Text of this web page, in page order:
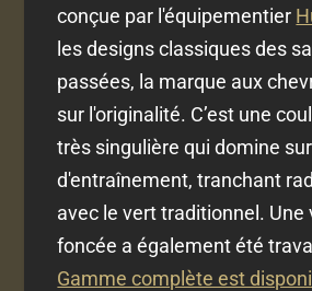
conçue par l'équipementier
les designs classiques des
passées, la marque aux
sur l'originalité. C’est une
très singulière qui domine
d'entraînement, tranchant
avec le vert traditionnel. Une
foncée a également été
Gamme complète est